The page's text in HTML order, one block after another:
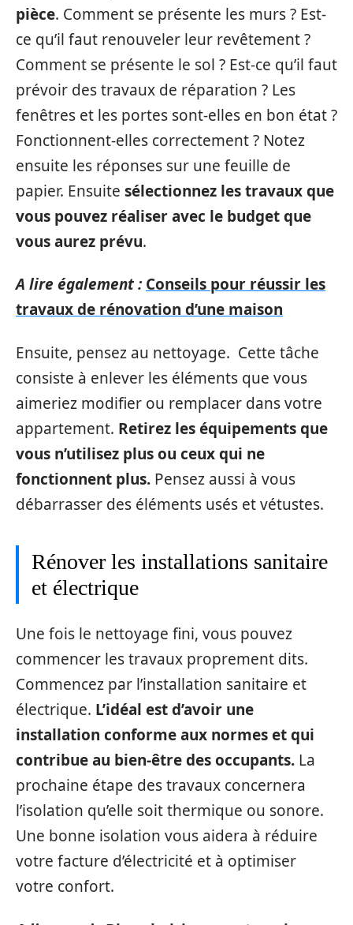
pièce. Comment se présente les murs ? Est-
ce qu’il faut renouveler leur revêtement ?
Comment se présente le sol ? Est-ce qu’il faut
prévoir des travaux de réparation ? Les
fenêtres et les portes sont-elles en bon état ?
Fonctionnent-elles correctement ? Notez
ensuite les réponses sur une feuille de
papier. Ensuite sélectionnez les travaux que
vous pouvez réaliser avec le budget que
vous aurez prévu.
A lire également : Conseils pour réussir les
travaux de rénovation d’une maison
Ensuite, pensez au nettoyage. Cette tâche
consiste à enlever les éléments que vous
aimeriez modifier ou remplacer dans votre
appartement. Retirez les équipements que
vous n’utilisez plus ou ceux qui ne
fonctionnent plus. Pensez aussi à vous
débarrasser des éléments usés et vétustes.
Rénover les installations sanitaire
et électrique
Une fois le nettoyage fini, vous pouvez
commencer les travaux proprement dits.
Commencez par l’installation sanitaire et
électrique. L’idéal est d’avoir une
installation conforme aux normes et qui
contribue au bien-être des occupants. La
prochaine étape des travaux concernera
l’isolation qu’elle soit thermique ou sonore.
Une bonne isolation vous aidera à réduire
votre facture d’électricité et à optimiser
votre confort.